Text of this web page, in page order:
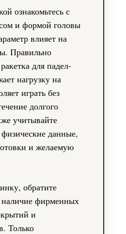
ознакомьтесь с
и формой головы
влияет на
Правильно
для падел-
нагрузку на
играть без
долгого
учитывайте
данные,
и желаемую
обратите
фирменных
и
Только